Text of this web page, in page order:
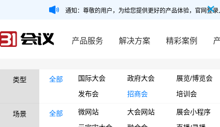
通知：尊敬的用户，为给您提供更好的产品体验，官网登
产品服务 解决方案 精彩案例
类型 全部 国际大会 政府大会
展览/博览会
发布会
招商会 培训会
场景 全部 微网站 大会网站
展会小程序